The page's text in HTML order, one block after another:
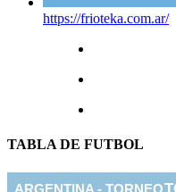
https://frioteka.com.ar/
TABLA DE FUTBOL